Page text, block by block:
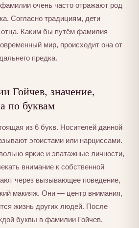
очень часто отражают род
Согласно традициям, дети
Каким бы путём фамилия
мир, происходит она от
предка.
Гойчев, значение,
по буквам
из 6 букв. Носителей данной
эгоистами или нарциссами.
яркие и эпатажные личности,
внимание к собственной
через вызывающее поведение,
макияж. Они — центр внимания,
жизнь других людей. После
буквы в фамилии Гойчев,